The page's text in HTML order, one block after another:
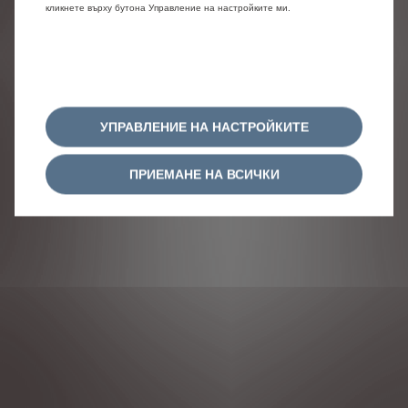
кликнете върху бутона Управление на настройките ми.
УПРАВЛЕНИЕ НА НАСТРОЙКИТЕ
ПРИЕМАНЕ НА ВСИЧКИ